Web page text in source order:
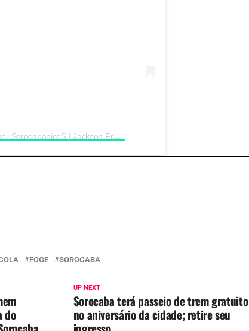
Uma publicação compartilhada por SorocabaniceS | Jackson Freitas (@sorocabanices)
FOGE SOROCABA
UP NEXT
Sorocaba terá passeio de trem gratuito
no aniversário da cidade; retire seu
do